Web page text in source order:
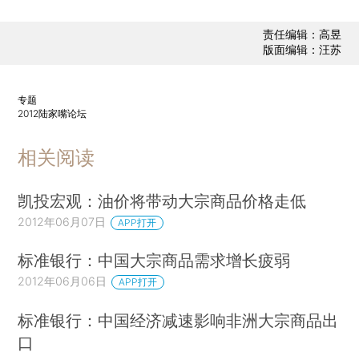
责任编辑：高昱
版面编辑：汪苏
专题
2012陆家嘴论坛
相关阅读
凯投宏观：油价将带动大宗商品价格走低
2012年06月07日 APP打开
标准银行：中国大宗商品需求增长疲弱
2012年06月06日 APP打开
标准银行：中国经济减速影响非洲大宗商品出
口